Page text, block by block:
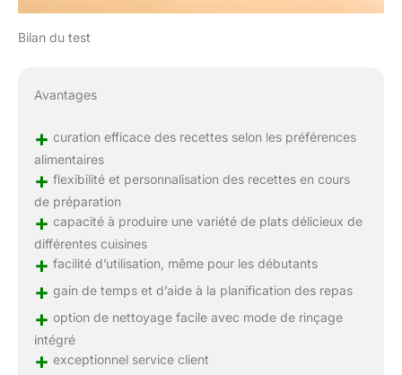
Bilan du test
Avantages
+ curation efficace des recettes selon les préférences
alimentaires
+ flexibilité et personnalisation des recettes en cours
de préparation
+ capacité à produire une variété de plats délicieux de
différentes cuisines
+ facilité d’utilisation, même pour les débutants
+ gain de temps et d’aide à la planification des repas
+ option de nettoyage facile avec mode de rinçage
intégré
+ exceptionnel service client